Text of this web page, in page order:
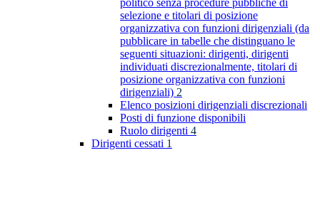
politico senza procedure pubbliche di
selezione e titolari di posizione
organizzativa con funzioni dirigenziali (da
pubblicare in tabelle che distinguano le
seguenti situazioni: dirigenti, dirigenti
individuati discrezionalmente, titolari di
posizione organizzativa con funzioni
dirigenziali) 2
Elenco posizioni dirigenziali discrezionali
Posti di funzione disponibili
Ruolo dirigenti 4
Dirigenti cessati 1